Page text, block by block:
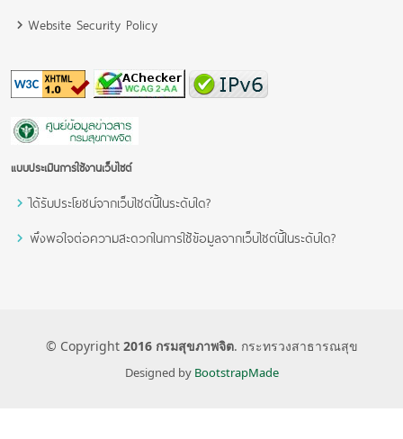
Website Security Policy
แบบประเมินการใช้งานเว็บไซต์
ได้รับประโยชน์จากเว็บไซต์นี้ในระดับใด?
พึงพอใจต่อความสะดวกในการใช้ข้อมูลจากเว็บไซต์นี้ในระดับใด?
© Copyright 2016 กรมสุขภาพจิต. กระทรวงสาธารณสุข
Designed by BootstrapMade